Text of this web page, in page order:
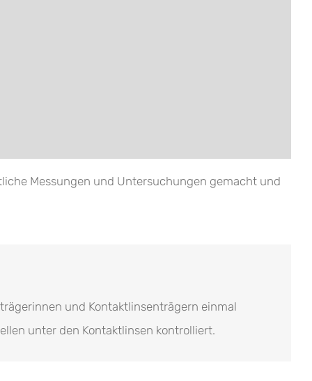
Messungen und Untersuchungen gemacht und
und Kontaktlinsenträgern einmal
unter den Kontaktlinsen kontrolliert.